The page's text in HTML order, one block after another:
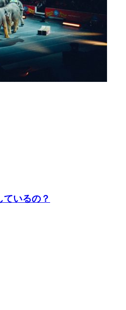
いるの？